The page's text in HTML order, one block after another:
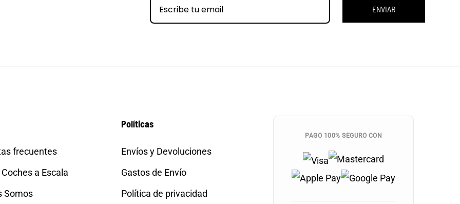
ENVIAR
frecuentes
a Escala
Somos
Políticas
Envíos y Devoluciones
Gastos de Envío
Política de privacidad
PAGO 100% SEGURO CON